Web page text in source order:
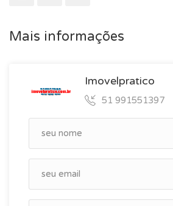
Mais informações
Imovelpratico
51 991551397